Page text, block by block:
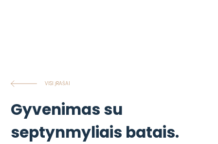
VISI ĮRAŠAI
Gyvenimas su
septynmyliais batais.